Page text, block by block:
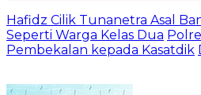
Hafidz Cilik Tunanetra Asal
Seperti Warga Kelas Dua
Pembekalan kepada Kasatdik